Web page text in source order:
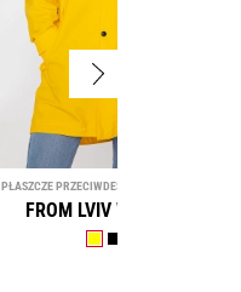
PŁASZCZE PRZECIWDESZCZOWE DLA KOBIET
FROM LVIV WITH RAIN